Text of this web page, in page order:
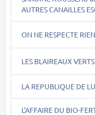
AUTRES CANAILLES
ON NE RESPECTE RIEN
LES BLAIREAUX
LA REPUBLIQUE DE
L'AFFAIRE DU BIO-